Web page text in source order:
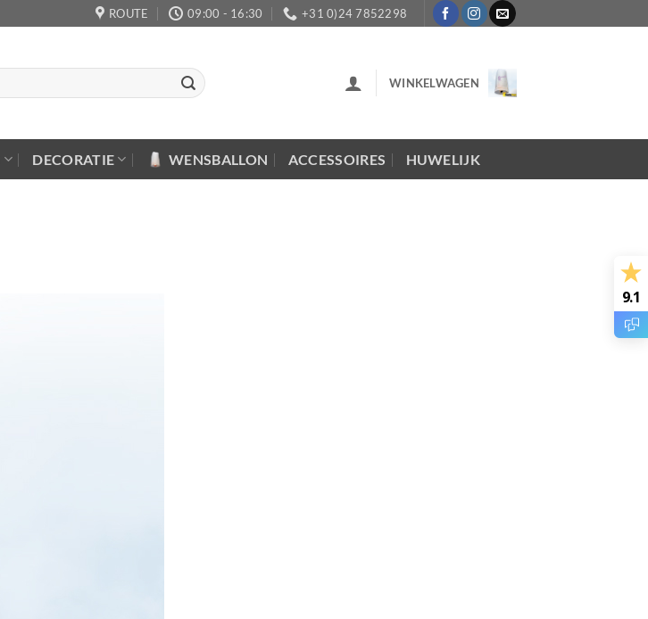
ROUTE 09:00 - 16:30 +31 0)24 7852298
WINKELWAGEN
DECORATIE WENSBALLON ACCESSOIRES HUWELIJK
9.1